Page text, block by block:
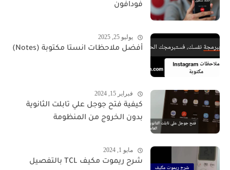
فودافون
يوليو 25, 2025
أفضل ملاحظات انستا مكتوبة (Notes)
فبراير 15, 2024
كيفية فتح جوجل علي تابلت الثانوية
بدون الخروج من المنظومة
مايو 1, 2024
شرح ريموت مكيف TCL بالتفصيل